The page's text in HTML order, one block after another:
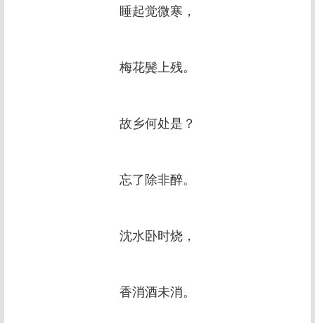
睡起觉微寒，
梅花鬓上残。
故乡何处是？
忘了除非醉。
沈水卧时烧，
香消酒未消。